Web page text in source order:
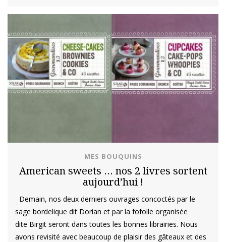
MES BOUQUINS
American sweets … nos 2 livres sortent
aujourd’hui !
Demain, nos deux derniers ouvrages concoctés par le
sage bordelique dit Dorian et par la fofolle organisée
dite Birgit seront dans toutes les bonnes librairies. Nous
avons revisité avec beaucoup de plaisir des gâteaux et des